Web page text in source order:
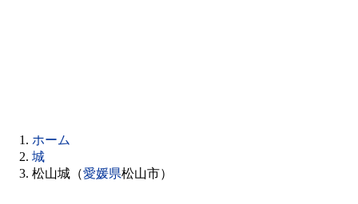
ホーム
城
松山城（愛媛県松山市）